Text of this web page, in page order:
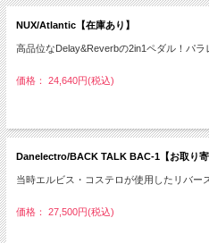
NUX/Atlantic【在庫あり】
高品位なDelay&Reverbの2in1ペダル！パ
価格： 24,640円(税込)
Danelectro/BACK TALK BAC-1【お取り寄
当時エルビス・コステロが使用したリバー
価格： 27,500円(税込)